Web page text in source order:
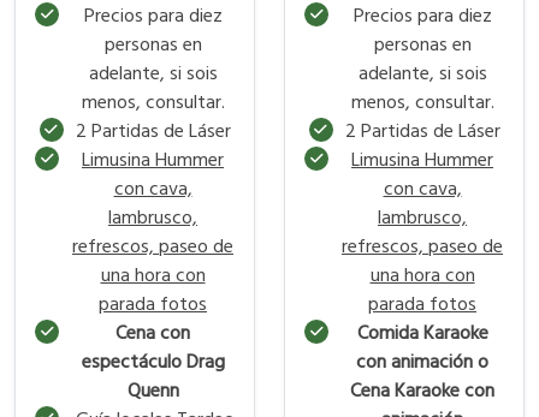
Precios para diez
personas en
adelante, si sois
menos, consultar.
2 Partidas de Láser
Limusina Hummer
con cava,
lambrusco,
refrescos, paseo de
una hora con
parada fotos
Cena con
espectáculo Drag
Quenn
Precios para diez
personas en
adelante, si sois
menos, consultar.
2 Partidas de Láser
Limusina Hummer
con cava,
lambrusco,
refrescos, paseo de
una hora con
parada fotos
Comida Karaoke
con animación o
Cena Karaoke con